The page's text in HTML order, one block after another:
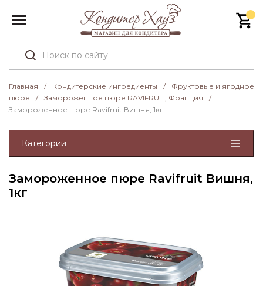
Главная / Кондитерские ингредиенты /
Фруктовые и ягодное
пюре
/ Замороженное пюре RAVIFRUIT, Франция
/
Замороженное пюре Ravifruit Вишня, 1кг
Категории
Замороженное пюре Ravifruit Вишня,
1кг